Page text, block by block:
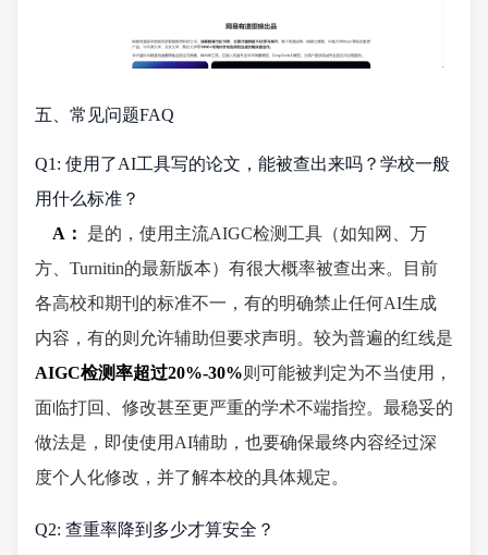
五、常见问题FAQ
Q1: 使用了AI工具写的论文，能被查出来吗？学校一般
用什么标准？
A：
是的，使用主流AIGC检测工具（如知网、万
方、Turnitin的最新版本）有很大概率被查出来。目前
各高校和期刊的标准不一，有的明确禁止任何AI生成
内容，有的则允许辅助但要求声明。较为普遍的红线是
AIGC检测率超过20%-30%则可能被判定为不当使用，
面临打回、修改甚至更严重的学术不端指控。最稳妥的
做法是，即使使用AI辅助，也要确保最终内容经过深
度个人化修改，并了解本校的具体规定。
Q2: 查重率降到多少才算安全？